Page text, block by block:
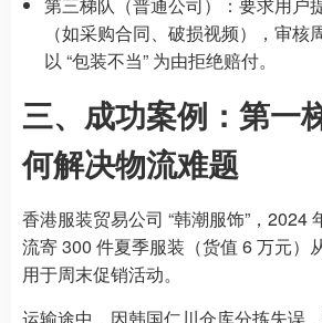
（如采购合同、破损视频），审核
以 “包装不当” 为由拒绝赔付。
三、成功案例：第一
何解决物流难题
香港服装贸易公司 “韩潮服饰”，2024
流寄 300 件夏季服装（货值 6 万元）
用于周末促销活动。